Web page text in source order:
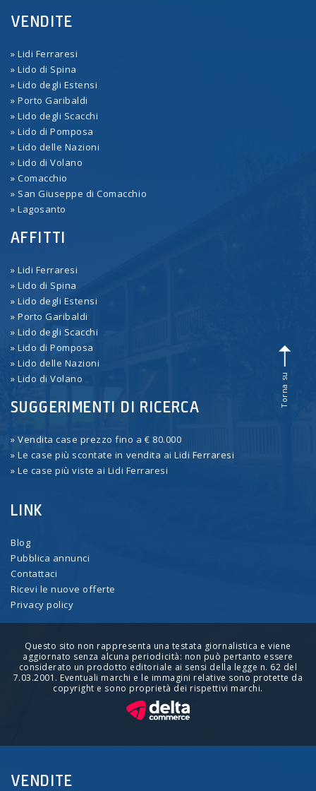
VENDITE
» Lidi Ferraresi
» Lido di Spina
» Lido degli Estensi
» Porto Garibaldi
» Lido degli Scacchi
» Lido di Pomposa
» Lido delle Nazioni
» Lido di Volano
» Comacchio
» San Giuseppe di Comacchio
» Lagosanto
AFFITTI
» Lidi Ferraresi
» Lido di Spina
» Lido degli Estensi
» Porto Garibaldi
» Lido degli Scacchi
» Lido di Pomposa
» Lido delle Nazioni
» Lido di Volano
SUGGERIMENTI DI RICERCA
» Vendita case prezzo fino a € 80.000
» Le case più scontate in vendita ai Lidi Ferraresi
» Le case più viste ai Lidi Ferraresi
LINK
Blog
Pubblica annunci
Contattaci
Ricevi le nuove offerte
Privacy policy
Questo sito non rappresenta una testata giornalistica e viene
aggiornato senza alcuna periodicità: non può pertanto essere
considerato un prodotto editoriale ai sensi della legge n. 62 del
7.03.2001. Eventuali marchi e le immagini relative sono protette da
copyright e sono proprietà dei rispettivi marchi.
Torna su
VENDITE